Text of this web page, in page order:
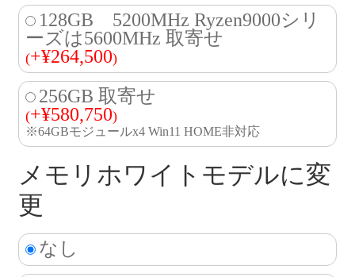
128GB 5200MHz Ryzen9000シリ
ーズは5600MHz 取寄せ
(+¥264,500)
256GB 取寄せ
(+¥580,750)
※64GBモジュールx4 Win11 HOME非対応
メモリホワイトモデルに変
更
なし